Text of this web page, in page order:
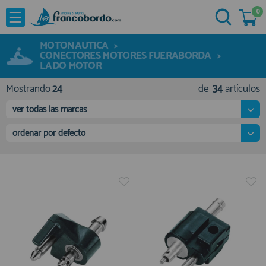
NOVEDADES
OFERTAS
MARCAS
Agua a Bordo
Electricidad
Electronica
Embarcaciones
He comprado otras veces aquí
Ya soy cliente
Quiero registrarme
0
MOTONAUTICA >
CONECTORES MOTORES FUERABORDA >
LADO MOTOR
Mostrando24 de 34artículos
ver todas las marcas
ordenar por defecto